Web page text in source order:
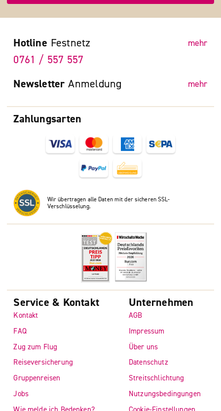
Zahlungsarten
Wir übertragen alle Daten mit der sicheren SSL-
Verschlüsselung.
Hotline Festnetz mehr
0761 / 557 557
Newsletter Anmeldung mehr
Service & Kontakt
Kontakt
FAQ
Zug zum Flug
Reiseversicherung
Gruppenreisen
Jobs
Unternehmen
AGB
Impressum
Über uns
Datenschutz
Streitschlichtung
Nutzungsbedingungen